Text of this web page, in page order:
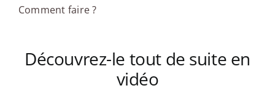
Comment faire ?
Découvrez-le tout de suite en
vidéo